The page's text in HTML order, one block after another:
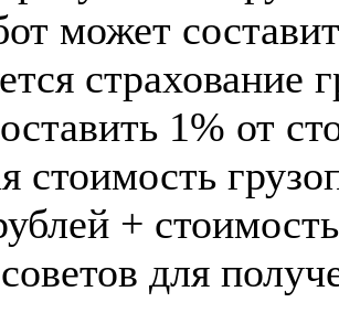
может
страхование
1% от
стоимость
+
для